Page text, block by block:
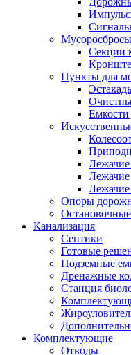
Мусоросбросы
Секции
Пункты для
Емкости
Опоры
Канализация
Септики
Готовые
Подземные
Дренажные
Станция
Комплектующие
Отводы